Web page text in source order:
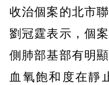
收治個案的北市
劉冠霆表示，個
側肺部基部有明
血氧飽和度在靜